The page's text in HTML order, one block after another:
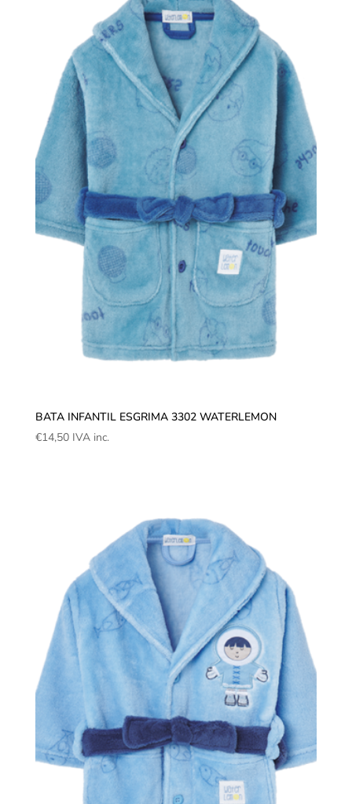
BATA INFANTIL ESGRIMA 3302 WATERLEMON
€14,50 IVA inc.